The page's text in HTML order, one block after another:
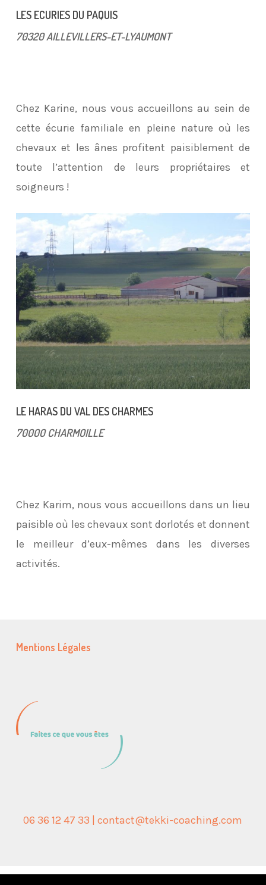
LES ECURIES DU PAQUIS
70320 AILLEVILLERS-ET-LYAUMONT
Chez Karine, nous vous accueillons au sein de
cette écurie familiale en pleine nature où les
chevaux et les ânes profitent paisiblement de
toute l’attention de leurs propriétaires et
soigneurs !
LE HARAS DU VAL DES CHARMES
70000 CHARMOILLE
Chez Karim, nous vous accueillons dans un lieu
paisible où les chevaux sont dorlotés et donnent
le meilleur d’eux-mêmes dans les diverses
activités.
Mentions Légales
06 36 12 47 33 | contact@tekki-coaching.com